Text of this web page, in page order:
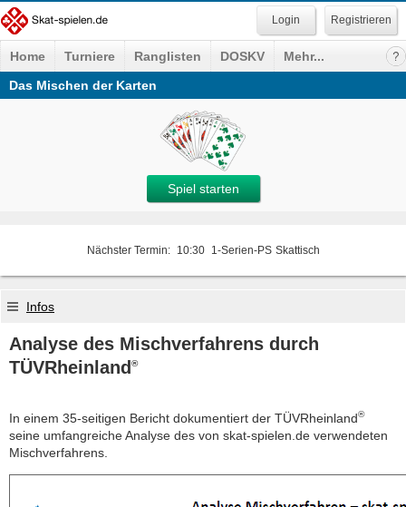
Registrieren
Home Turniere Ranglisten DOSKV
Mehr...
Das Mischen der Karten
Spiel starten
Nächster Termin: 10:30 1-Serien-PS Skattisch
Infos
Analyse des Mischverfahrens durch
TÜVRheinland ®
In einem 35-seitigen Bericht dokumentiert der TÜVRheinland®
seine umfangreiche Analyse des von skat-spielen.de verwendeten
Mischverfahrens.